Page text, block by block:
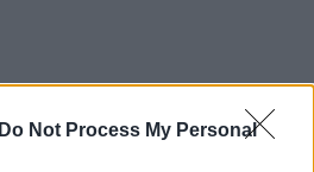
Do Not Process My Personal